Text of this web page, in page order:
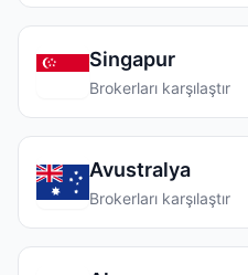
Singapur
Brokerları karşılaştır
Avustralya
Brokerları karşılaştır